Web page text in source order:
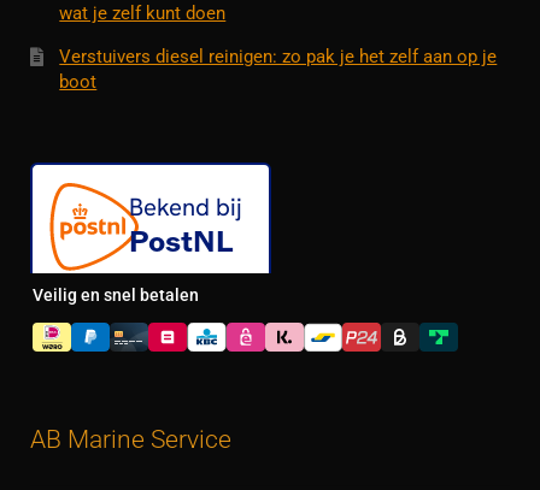
wat je zelf kunt doen
Verstuivers diesel reinigen: zo pak je het zelf aan op je
boot
Veilig en snel betalen
AB Marine Service